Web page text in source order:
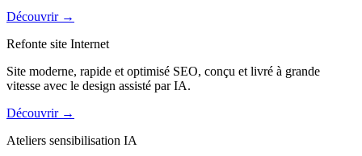
Découvrir →
Refonte site Internet
Site moderne, rapide et optimisé SEO, conçu et livré à grande
vitesse avec le design assisté par IA.
Découvrir →
Ateliers sensibilisation IA